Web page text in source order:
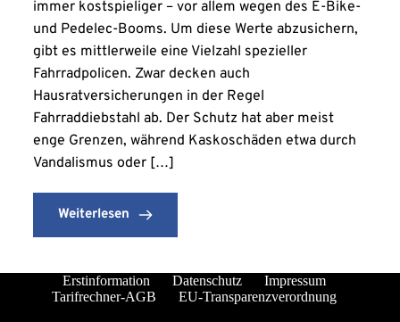
immer kostspieliger – vor allem wegen des E-Bike-
und Pedelec-Booms. Um diese Werte abzusichern,
gibt es mittlerweile eine Vielzahl spezieller
Fahrradpolicen. Zwar decken auch
Hausratversicherungen in der Regel
Fahrraddiebstahl ab. Der Schutz hat aber meist
enge Grenzen, während Kaskoschäden etwa durch
Vandalismus oder […]
Weiterlesen
Erstinformation Datenschutz
Impressum
Tarifrechner-AGB
EU-Transparenzverordnung